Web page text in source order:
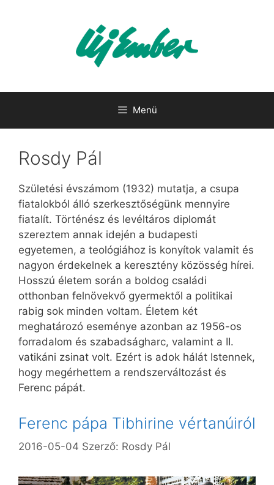
Menü
Rosdy Pál
Születési évszámom (1932) mutatja, a csupa
fiatalokból álló szerkesztőségünk mennyire
fiatalít. Történész és levéltáros diplomát
szereztem annak idején a budapesti
egyetemen, a teológiához is konyítok valamit és
nagyon érdekelnek a keresztény közösség hírei.
Hosszú életem során a boldog családi
otthonban felnövekvő gyermektől a politikai
rabig sok minden voltam. Életem két
meghatározó eseménye azonban az 1956-os
forradalom és szabadságharc, valamint a II.
vatikáni zsinat volt. Ezért is adok hálát Istennek,
hogy megérhettem a rendszerváltozást és
Ferenc pápát.
Ferenc pápa Tibhirine vértanúiról
2016-05-04 Szerző: Rosdy Pál